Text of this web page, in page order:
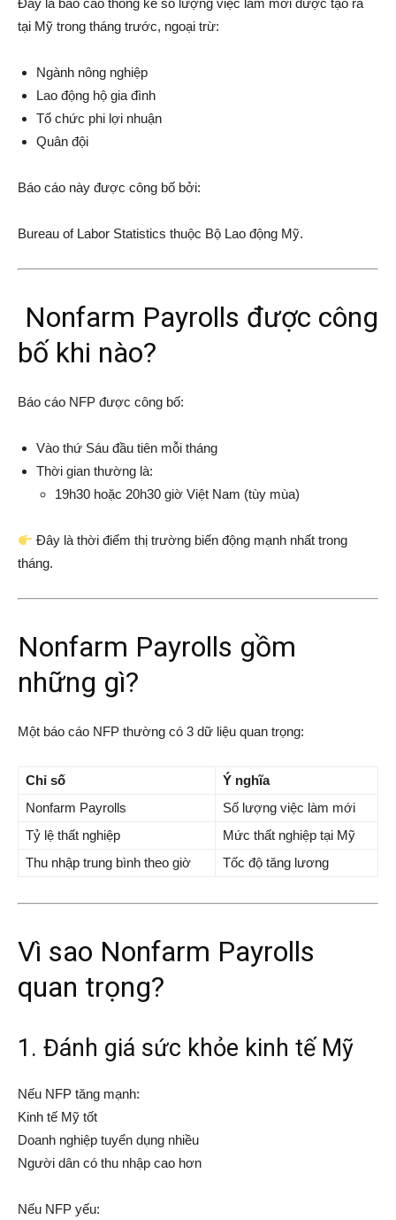
Đây là báo cáo thống kê số lượng việc làm mới được tạo ra
tại Mỹ trong tháng trước, ngoại trừ:
Ngành nông nghiệp
Lao động hộ gia đình
Tổ chức phi lợi nhuận
Quân đội
Báo cáo này được công bố bởi:
Bureau of Labor Statistics thuộc Bộ Lao động Mỹ.
Nonfarm Payrolls được công
bố khi nào?
Báo cáo NFP được công bố:
Vào thứ Sáu đầu tiên mỗi tháng
Thời gian thường là:
19h30 hoặc 20h30 giờ Việt Nam (tùy mùa)
Đây là thời điểm thị trường biến động mạnh nhất trong
tháng.
Nonfarm Payrolls gồm
những gì?
Một báo cáo NFP thường có 3 dữ liệu quan trọng:
Chỉ số
Ý nghĩa
Nonfarm Payrolls
Số lượng việc làm mới
Tỷ lệ thất nghiệp
Mức thất nghiệp tại Mỹ
Thu nhập trung bình theo giờ
Tốc độ tăng lương
Vì sao Nonfarm Payrolls
quan trọng?
1. Đánh giá sức khỏe kinh tế Mỹ
Nếu NFP tăng mạnh:
Kinh tế Mỹ tốt
Doanh nghiệp tuyển dụng nhiều
Người dân có thu nhập cao hơn
Nếu NFP yếu: